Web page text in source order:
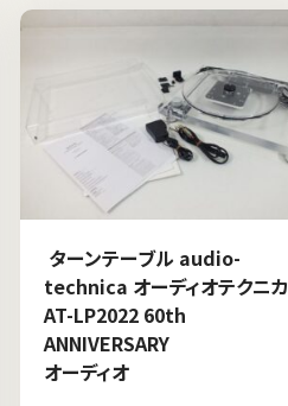
ターンテーブル audio-
technica オーディオテクニカ
AT-LP2022 60th
ANNIVERSARY
オーディオ